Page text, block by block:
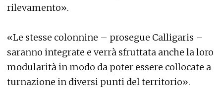
rilevamento».
«Le stesse colonnine – prosegue Calligaris –
saranno integrate e verrà sfruttata anche la loro
modularità in modo da poter essere collocate a
turnazione in diversi punti del territorio».